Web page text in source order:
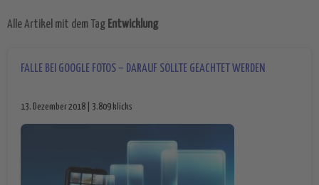
Alle Artikel mit dem Tag Entwicklung
FALLE BEI GOOGLE FOTOS – DARAUF SOLLTE GEACHTET WERDEN
13. Dezember 2018 | 3.809 klicks